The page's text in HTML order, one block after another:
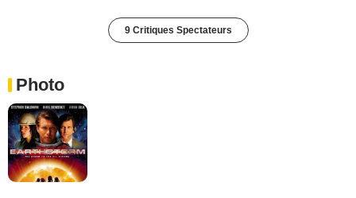
9 Critiques Spectateurs
Photo